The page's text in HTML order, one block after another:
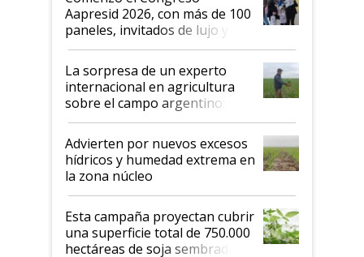
las mismas cosas de hace 50
años"
Aapresid 2026, con más de 100
paneles, invitados de lujo y
todas las tendencias
La sorpresa de un experto
internacional en agricultura
sobre el campo argentino:
"Estoy muy impresionado"
Advierten por nuevos excesos
hídricos y humedad extrema en
la zona núcleo
Esta campaña proyectan cubrir
una superficie total de 750.000
hectáreas de soja sembradas